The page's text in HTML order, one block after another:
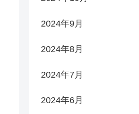
2024年9月
2024年8月
2024年7月
2024年6月